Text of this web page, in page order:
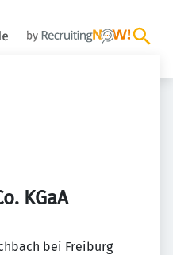
KGaA
bei Freiburg